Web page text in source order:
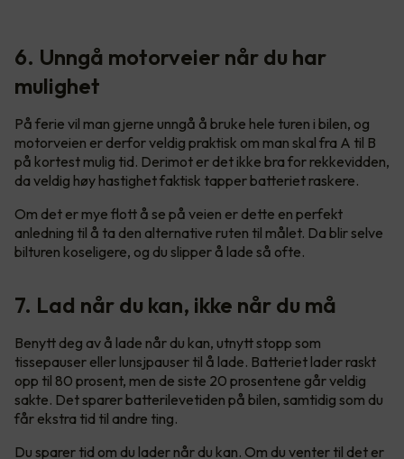
6. Unngå motorveier når du har
mulighet
På ferie vil man gjerne unngå å bruke hele turen i bilen, og
motorveien er derfor veldig praktisk om man skal fra A til B
på kortest mulig tid. Derimot er det ikke bra for rekkevidden,
da veldig høy hastighet faktisk tapper batteriet raskere.
Om det er mye flott å se på veien er dette en perfekt
anledning til å ta den alternative ruten til målet. Da blir selve
bilturen koseligere, og du slipper å lade så ofte.
7. Lad når du kan, ikke når du må
Benytt deg av å lade når du kan, utnytt stopp som
tissepauser eller lunsjpauser til å lade. Batteriet lader raskt
opp til 80 prosent, men de siste 20 prosentene går veldig
sakte. Det sparer batterilevetiden på bilen, samtidig som du
får ekstra tid til andre ting.
Du sparer tid om du lader når du kan. Om du venter til det er